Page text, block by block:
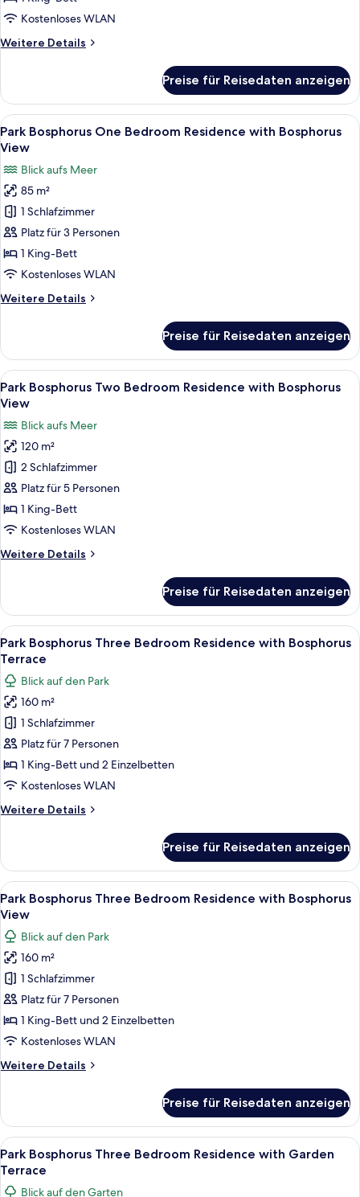
with
View
Kostenloses WLAN
Weitere Details
Weitere
Bosphorus
Studio
Residence
with
View
Preise für Reisedaten anzeigen
Alle
Fotos
Park
Bosphorus
One
Bedroom
Residence
with
View
Ein modernes Hotelzimmer mit
6
Park Bosphorus One Bedroom Residence with Bosphorus
View
Blick aufs Meer
85 m²
1 Schlafzimmer
Platz für 3 Personen
1 King-Bett
Kostenloses WLAN
Weitere Details
Weitere
Bosphorus
One
Bedroom
Residence
Bosphorus
View
Preise für Reisedaten anzeigen
Alle
Fotos
Park
Bosphorus
Two
Bedroom
Residence
with
View
Ein modernes Wohnzimmer mit
8
Park Bosphorus Two Bedroom Residence with Bosphorus
View
Blick aufs Meer
120 m²
2 Schlafzimmer
Platz für 5 Personen
1 King-Bett
Kostenloses WLAN
Weitere Details
Weitere
Bosphorus
Two
Bedroom
Residence
Bosphorus
View
Preise für Reisedaten anzeigen
Alle
Fotos
für
Park
Bosphorus
Three
Bedroom
Residence
with
Terrace
Eine Dachterrasse mit
13
Park Bosphorus Three Bedroom Residence with Bosphorus
Terrace
Blick auf den Park
160 m²
1 Schlafzimmer
Platz für 7 Personen
1 King-Bett und 2 Einzelbetten
Kostenloses WLAN
Weitere Details
Weitere
Bosphorus
Three
Bedroom
Residence
Bosphorus
Terrace
Preise für Reisedaten anzeigen
Alle
Fotos
für
Park
Bosphorus
Three
Bedroom
Residence
with
View
Ein geräumiges Wohnzimmer mit
7
Park Bosphorus Three Bedroom Residence with Bosphorus
View
Blick auf den Park
160 m²
1 Schlafzimmer
Platz für 7 Personen
1 King-Bett und 2 Einzelbetten
Kostenloses WLAN
Weitere Details
Weitere
Bosphorus
Three
Bedroom
Residence
Preise für Reisedaten anzeigen
Alle
Fotos
für
Ein Hotelzimmer mit Bett,
6
Park Bosphorus Three Bedroom Residence with Garden
Terrace
Blick auf den Garten